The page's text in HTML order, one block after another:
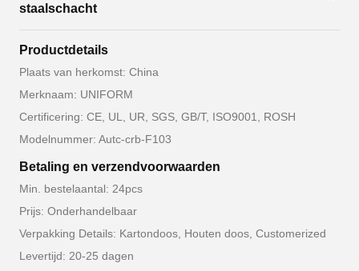
staalschacht
Productdetails
Plaats van herkomst: China
Merknaam: UNIFORM
Certificering: CE, UL, UR, SGS, GB/T, ISO9001, ROSH
Modelnummer: Autc-crb-F103
Betaling en verzendvoorwaarden
Min. bestelaantal: 24pcs
Prijs: Onderhandelbaar
Verpakking Details: Kartondoos, Houten doos, Customerized
Levertijd: 20-25 dagen